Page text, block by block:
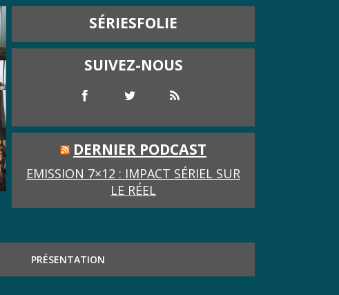
SÉRIESFOLIE
SUIVEZ-NOUS
DERNIER PODCAST
EMISSION 7×12 : IMPACT SÉRIEL SUR
LE RÉEL
PRÉSENTATION